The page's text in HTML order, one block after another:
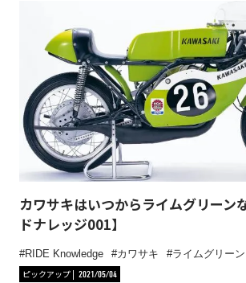
カワサキはいつからライムグリーン
ドナレッジ001】
RIDE Knowledge カワサキ
ライムグリーン
ピックアップ
2021/05/04